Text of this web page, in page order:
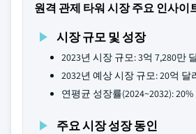
원격 관제 타워 시장 주요 인사이
시장 규모 및 성장
2023년 시장 규모: 3억 7,280만
2032년 예상 시장 규모: 20억 달
연평균 성장률(2024~2032): 20%
주요 시장 성장 동인